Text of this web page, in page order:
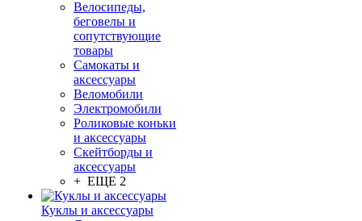
Велосипеды,
беговелы и
сопутствующие
товары
Самокаты и
аксессуары
Веломобили
Электромобили
Роликовые коньки
и аксессуары
Скейтборды и
аксессуары
+ ЕЩЕ 2
Куклы и аксессуары